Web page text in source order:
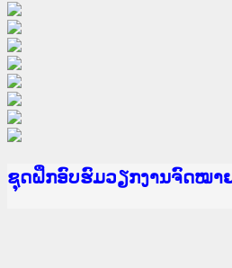
Ministry of Justice Lao PDR
ເຜີຍແຜ່ວັບໄຊຈົດໝາຍເຫດທ
ກະຊວງຍຸຕິທຳ
ຊຸດຝຶກອົບຮົມວຽກງານຈົດໝາ
ກອງປະຊຸມທົບທວນຄືນການຈັ
ຝຶກອົບຮົມ ຜູ່ປະສານງານວຽກ
ຝຶກອົບຮົມ ຜູ່ປະສານງານວຽກ
ເຜີຍແຜ່ແອັບກົດໝາຍລາວ ແລ
ເຜີຍແຜ່ແອັບກົດໝາຍລາວ ແລ
ຍົກລະດັບວຽກງານຈົດໝາຍເ
ຊຸດຝຶກອົບຮົມວຽກງານຈົດໝາ